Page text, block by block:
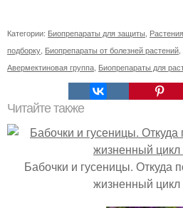
Категории: Биопрепараты для защиты
подборку Биопрепараты от болезней растений
Авермектиновая группа Биопрепараты для
Читайте также
Бабочки и гусеницы. Откуда
жизненный цикл